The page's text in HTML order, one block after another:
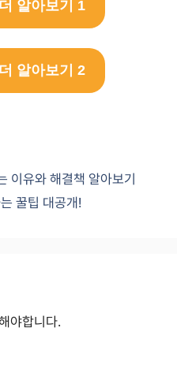
알아보기 1
알아보기 2
이유와 해결책 알아보기
꿀팁 대공개!
야합니다.